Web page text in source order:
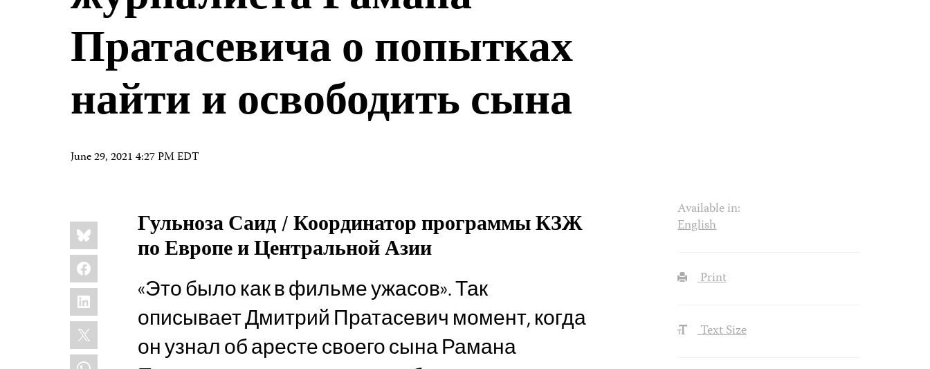
Пратасевича о попытках
найти и освободить сына
June 29, 2021 4:27 PM EDT
Share
this:
Bluesky
Facebook
LinkedIn
X
WhatsApp
Гульноза Саид / Координатор программы КЗЖ
по Европе и Центральной Азии
«Это было как в фильме ужасов». Так
описывает Дмитрий Пратасевич момент, когда
он узнал об аресте своего сына Рамана
Available in:
English
Print
Text Size